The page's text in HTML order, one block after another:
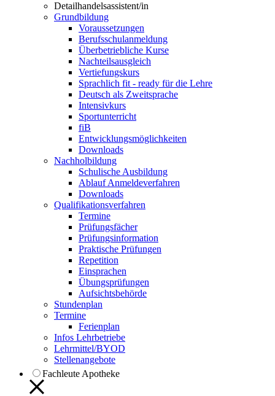
Detailhandelsassistent/in
Grundbildung
Voraussetzungen
Berufsschulanmeldung
Überbetriebliche Kurse
Nachteilsausgleich
Vertiefungskurs
Sprachlich fit - ready für die Lehre
Deutsch als Zweitsprache
Intensivkurs
Sportunterricht
fiB
Entwicklungsmöglichkeiten
Downloads
Nachholbildung
Schulische Ausbildung
Ablauf Anmeldeverfahren
Downloads
Qualifikationsverfahren
Termine
Prüfungsfächer
Prüfungsinformation
Praktische Prüfungen
Repetition
Einsprachen
Übungsprüfungen
Aufsichtsbehörde
Stundenplan
Termine
Ferienplan
Infos Lehrbetriebe
Lehrmittel/BYOD
Stellenangebote
Fachleute Apotheke